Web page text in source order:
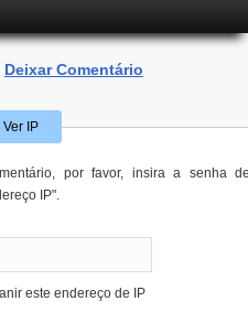
Deixar Comentário
Ver IP
por favor, insira a senha
IP".
este endereço de IP